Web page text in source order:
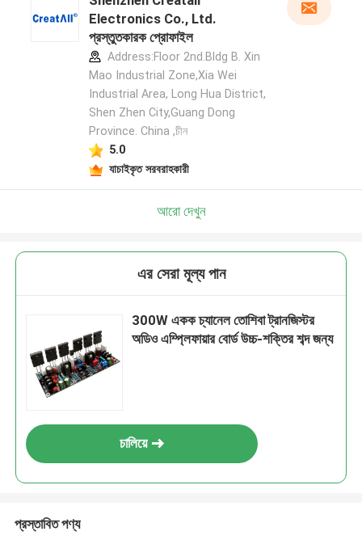
একটি বার্তা রেখে যান
জমা দিন
Electronics Co., Ltd.
প্রস্তুতকারক প্রোফাইল
Address:Floor 2nd.Bldg B. Xin
Mao Industrial Zone,Xia Wei
Industrial Area, Long Hua District,
Shen Zhen City,Guang Dong
Province. China ,চীন
5.0
যাচাইকৃত সরবরাহকারী
আরো দেখুন
এর সেরা মূল্য পান
300W একক চ্যানেল তোশিবা ট্রানজিস্টর
অডিও এম্প্লিফায়ার বোর্ড উচ্চ-শক্তির শব্দ জন্য
চালিয়ে
প্রস্তাবিত পণ্য